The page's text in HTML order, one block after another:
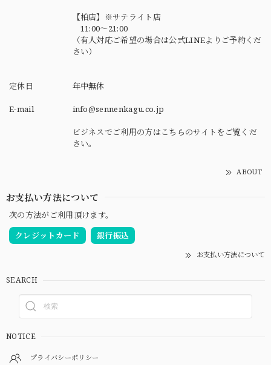
【柏店】※サテライト店
11:00～21:00
（有人対応ご希望の場合は公式LINEよりご予約くだ
さい）
定休日 年中無休
E-mail info@sennenkagu.co.jp
ビジネスでご利用の方はこちらのサイトをご覧くだ
さい。
ABOUT
お支払い方法について
次の方法がご利用頂けます。
クレジットカード
銀行振込
お支払い方法について
SEARCH
NOTICE
プライバシーポリシー